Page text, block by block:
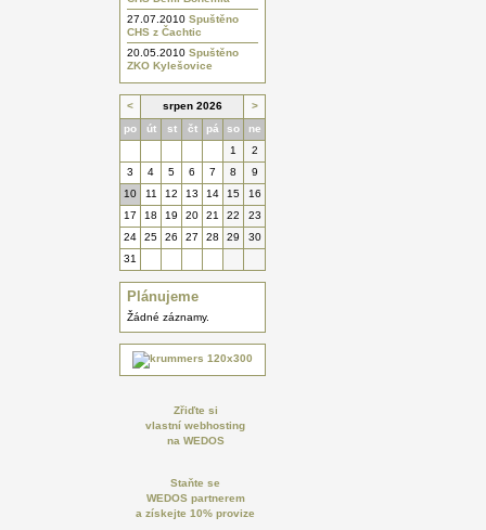
27.07.2010 Spuštěno
CHS z Čachtic
20.05.2010 Spuštěno
ZKO Kylešovice
< srpen 2026
>
po
út st čt pá so
ne
1
2
3
4 5 6 7 8
9
10
11 12 13 14 15
16
17
18 19 20 21 22
23
24
25 26 27 28 29
30
31
Plánujeme
Žádné záznamy.
Zřiďte si
vlastní webhosting
na WEDOS
Staňte se
WEDOS partnerem
a získejte 10% provize